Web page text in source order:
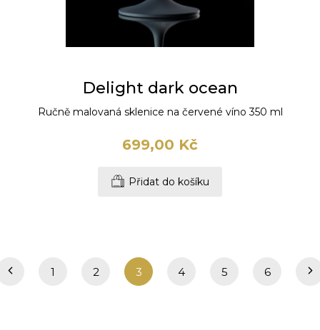
Delight dark ocean
Ručně malovaná sklenice na červené víno 350 ml
699,00 Kč
Přidat do košíku
1 2 3 4 5 6